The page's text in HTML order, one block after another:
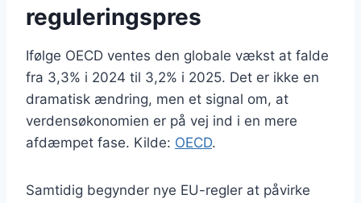
reguleringspres
Ifølge OECD ventes den globale vækst at falde
fra 3,3% i 2024 til 3,2% i 2025. Det er ikke en
dramatisk ændring, men et signal om, at
verdensøkonomien er på vej ind i en mere
afdæmpet fase. Kilde: OECD.
Samtidig begynder nye EU-regler at påvirke